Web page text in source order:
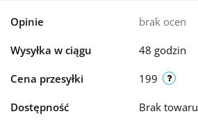
Opinie brak ocen
Wysyłka w ciągu 48 godzin
Cena przesyłki 199
Dostępność Brak towaru